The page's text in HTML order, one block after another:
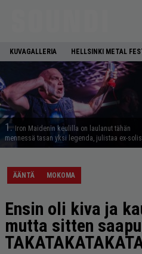
KUVAGALLERIA HELLSINKI METAL
1. Iron Maidenin keulilla on laulanut tähän
mennessä tasan yksi legenda, julistaa ex-
ÄÄNTÄ MOKOMA
Ensin oli kiva ja
mutta sitten